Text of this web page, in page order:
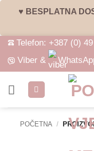
♥ BESPLATNA
Skip
content
Telefon: +387 (0)
Viber &
POČETNA /